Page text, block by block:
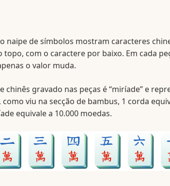
naipe de símbolos mostram caracteres
topo, com o caractere por baixo. Em cada
o valor muda.
chinês gravado nas peças é “miríade” e
como viu na secção de bambus, 1 corda
equivale a 10.000 moedas.